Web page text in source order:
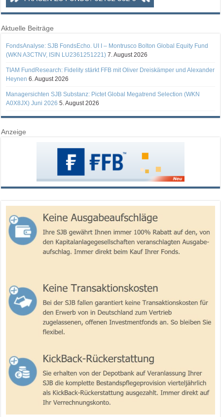
Aktuelle Beiträge
FondsAnalyse: SJB FondsEcho. UI I – Montrusco Bolton Global Equity Fund
(WKN A3CTNV, ISIN LU2361251221) 7. August 2026
TIAM FundResearch: Fidelity stärkt FFB mit Oliver Dreiskämper und Alexander
Heynen 6. August 2026
Managersichten SJB Substanz: Pictet Global Megatrend Selection (WKN
A0X8JX) Juni 2026 5. August 2026
Anzeige